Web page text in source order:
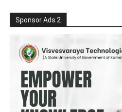
Sponsor Ads 2